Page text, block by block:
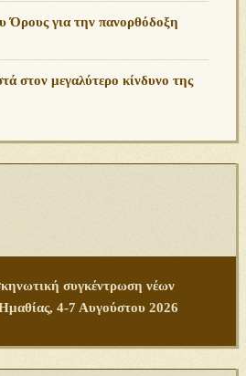
Όρους για την πανορθόδοξη
στον μεγαλύτερο κίνδυνο της
συγκέντρωση νέων
4-7 Αυγούστου 2026